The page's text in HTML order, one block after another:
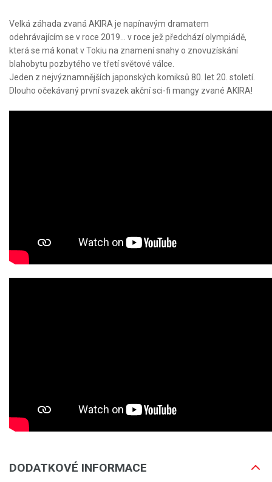
Velká záhada zvaná AKIRA je napínavým dramatem
odehrávajícím se v roce 2019... v roce jež předchází olympiádě,
která se má konat v Tokiu na znamení snahy o znovuzískání
blahobytu pozbytého ve třetí světové válce.
Jeden z nejvýznamnějších japonských komiksů 80. let 20. století.
Dlouho očekávaný první svazek akční sci-fi mangy zvané AKIRA!
DODATKOVÉ INFORMACE